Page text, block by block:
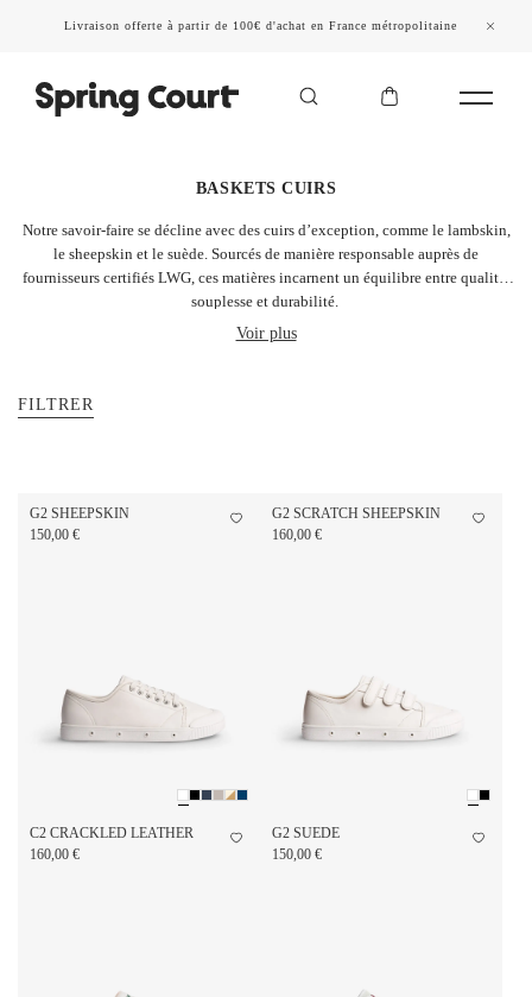
Livraison offerte à partir de 100€ d'achat en France métropolitaine
BASKETS CUIRS
Notre savoir-faire se décline avec des cuirs d’exception, comme le lambskin,
le sheepskin et le suède. Sourcés de manière responsable auprès de
fournisseurs certifiés LWG, ces matières incarnent un équilibre entre qualité,
souplesse et durabilité.
Voir plus
FILTRER
G2 SHEEPSKIN
150,00 €
G2 SCRATCH SHEEPSKIN
160,00 €
C2 CRACKLED LEATHER
160,00 €
G2 SUEDE
150,00 €